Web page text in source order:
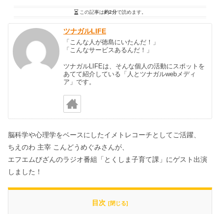
この記事は約2分で読めます。
ツナガルLIFE
「こんな人が徳島にいたんだ！」
「こんなサービスあるんだ！」
ツナガルLIFEは、そんな個人の活動にスポットを
あてて紹介している「人とツナガルwebメディ
ア」です。
脳科学や心理学をベースにしたイメトレコーチとしてご活躍、
ちえのわ 主宰 こんどうめぐみさんが、
エフエムびざんのラジオ番組「とくしま子育て課」にゲスト出演
しました！
目次